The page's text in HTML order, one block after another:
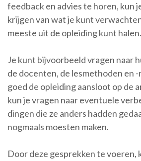
feedback en advies te horen, kun
krijgen van wat je kunt
meeste uit de opleiding kunt halen.
Je kunt bijvoorbeeld vragen naar
de docenten, de lesmethoden en
goed de opleiding aansloot op de
kun je vragen naar eventuele
dingen die ze anders hadden
nogmaals moesten maken.
Door deze gesprekken te voeren,